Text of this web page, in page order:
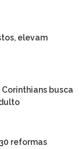
elevam
busca
reformas